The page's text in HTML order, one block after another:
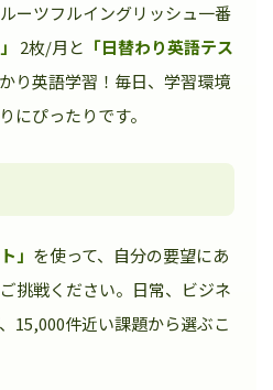
ーツフルイングリッシュ一番
2枚/月と 「日替わり英語テス
り英語学習！毎日、学習環境
にぴったりです。
」 を使って、自分の要望にあ
挑戦ください。日常、ビジネ
15,000件近い課題から選ぶこ